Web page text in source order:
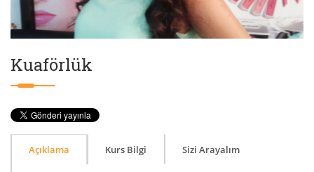
Kuaförlük
Açıklama Kurs Bilgi Sizi Arayalım